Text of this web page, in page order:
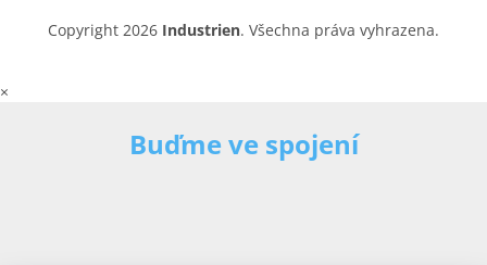
Copyright 2026 Industrien. Všechna práva vyhrazena.
×
Buďme ve spojení